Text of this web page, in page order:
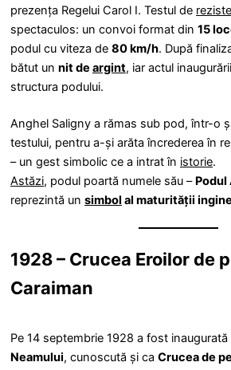
prezența Regelui Carol I. Testul de
spectaculos: un convoi format din 15
podul cu viteza de 80 km/h. După
bătut un nit de argint, iar actul
structura podului.
Anghel Saligny a rămas sub pod, într-o
testului, pentru a-și arăta încrederea în
– un gest simbolic ce a intrat în istorie.
Astăzi, podul poartă numele său – Podul
reprezintă un simbol al maturității
1928 – Crucea Eroilor de
Caraiman
Pe 14 septembrie 1928 a fost inaugurată
Neamului, cunoscută și ca Crucea de